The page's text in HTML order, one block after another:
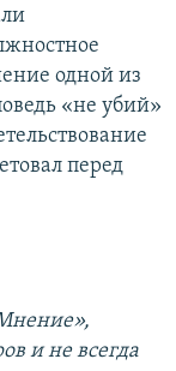
одной из
«не убий»
перед
и не всегда